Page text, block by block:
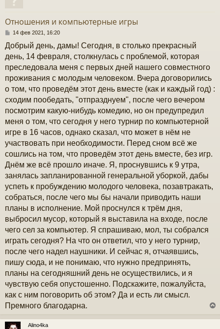
Отношения и компьютерные игры
С
о
б
е
н
и
е
14 фев 2021, 16:20
Добрый день, дамы! Сегодня, в столько прекрасный
день, 14 февраля, столкнулась с проблемой, которая
преследовала меня с первых дней нашего совместного
проживания с молодым человеком. Вчера договорились
о том, что проведём этот день вместе (как и каждый год) :
сходим пообедать, "отпразднуем", после чего вечером
посмотрим какую-нибудь комедию, но он предупредил
меня о том, что сегодня у него турнир по компьютерной
игре в 16 часов, однако сказал, что может в нём не
участвовать при необходимости. Перед сном всё же
сошлись на том, что проведём этот день вместе, без игр.
Днём же всё прошло иначе. Я, проснувшись к 9 утра,
занялась запланированной генеральной уборкой, дабы
успеть к пробуждению молодого человека, позавтракать,
собраться, после чего мы бы начали приводить наши
планы в исполнение. Мой проснулся к трём дня,
выбросил мусор, который я выставила на входе, после
чего сел за компьютер. Я спрашиваю, мол, ты собрался
играть сегодня? На что он ответил, что у него турнир,
после чего надел наушники. И сейчас я, отчаявшись,
пишу сюда, и не понимаю, что нужно предпринять,
планы на сегодняшний день не осуществились, и я
чувствую себя опустошенно. Подскажите, пожалуйста,
как с ним поговорить об этом? Да и есть ли смысл.
Премного благодарна.
р
Alino4ka